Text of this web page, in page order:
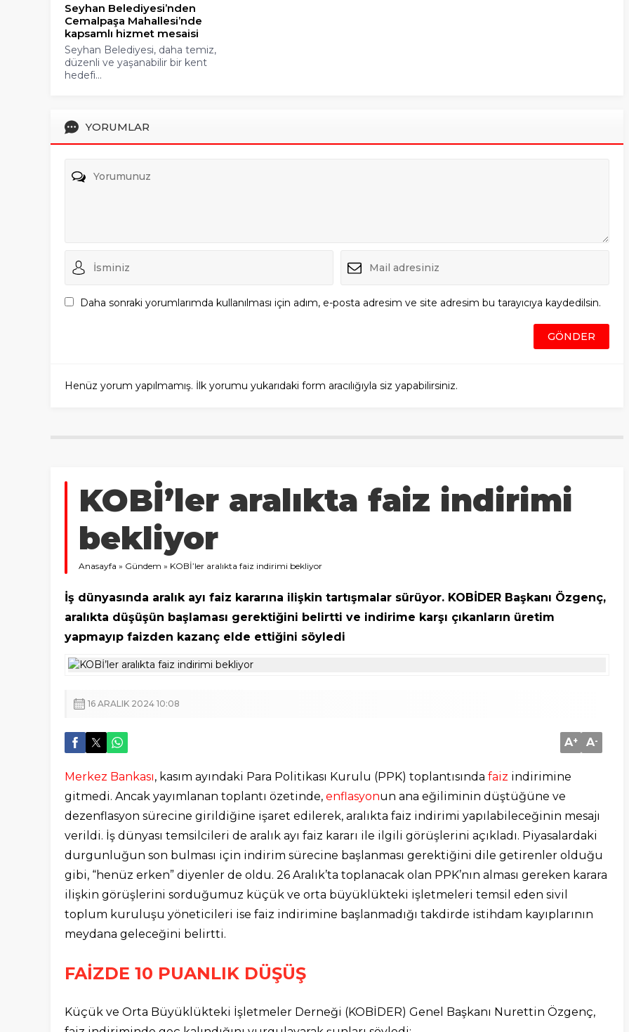
Seyhan Belediyesi’nden
Cemalpaşa Mahallesi’nde
kapsamlı hizmet mesaisi
Seyhan Belediyesi, daha temiz,
düzenli ve yaşanabilir bir kent
hedefi...
YORUMLAR
Daha sonraki yorumlarımda kullanılması için adım, e-posta adresim ve site adresim bu tarayıcıya kaydedilsin.
Henüz yorum yapılmamış. İlk yorumu yukarıdaki form aracılığıyla siz yapabilirsiniz.
KOBİ’ler aralıkta faiz indirimi
bekliyor
Anasayfa » Gündem » KOBİ’ler aralıkta faiz indirimi bekliyor
İş dünyasında aralık ayı faiz kararına ilişkin tartışmalar sürüyor. KOBİDER Başkanı Özgenç,
aralıkta düşüşün başlaması gerektiğini belirtti ve indirime karşı çıkanların üretim
yapmayıp faizden kazanç elde ettiğini söyledi
16 ARALIK 2024 10:08
A+ A-
Merkez Bankası, kasım ayındaki Para Politikası Kurulu (PPK) toplantısında faiz indirimine
gitmedi. Ancak yayımlanan toplantı özetinde, enflasyonun ana eğiliminin düştüğüne ve
dezenflasyon sürecine girildiğine işaret edilerek, aralıkta faiz indirimi yapılabileceğinin mesajı
verildi. İş dünyası temsilcileri de aralık ayı faiz kararı ile ilgili görüşlerini açıkladı. Piyasalardaki
durgunluğun son bulması için indirim sürecine başlanması gerektiğini dile getirenler olduğu
gibi, “henüz erken” diyenler de oldu. 26 Aralık’ta toplanacak olan PPK’nın alması gereken karara
ilişkin görüşlerini sorduğumuz küçük ve orta büyüklükteki işletmeleri temsil eden sivil
toplum kuruluşu yöneticileri ise faiz indirimine başlanmadığı takdirde istihdam kayıplarının
meydana geleceğini belirtti.
FAİZDE 10 PUANLIK DÜŞÜŞ
Küçük ve Orta Büyüklükteki İşletmeler Derneği (KOBİDER) Genel Başkanı Nurettin Özgenç,